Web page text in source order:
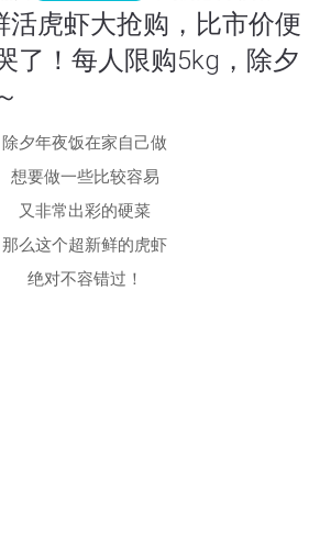
活虎虾大抢购，比市价便
了！每人限购5kg，除夕
除夕年夜饭在家自己做
想要做一些比较容易
又非常出彩的硬菜
那么这个超新鲜的虎虾
绝对不容错过！